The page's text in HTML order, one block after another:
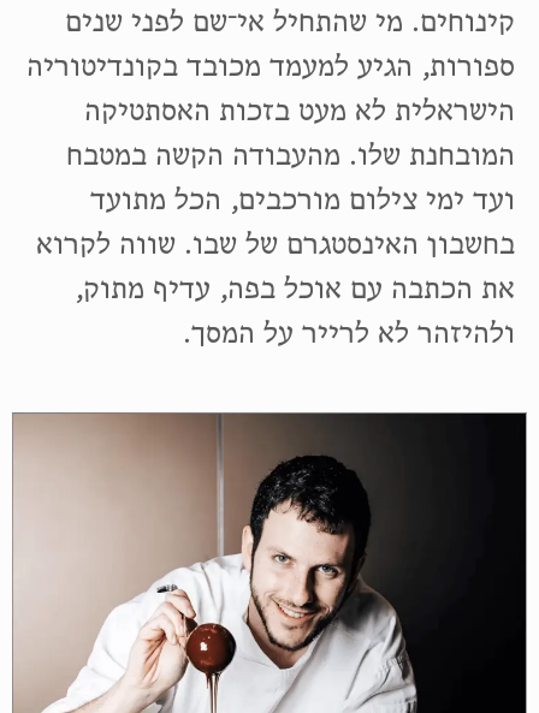
קינוחים. מי שהתחיל אי־שם לפני שנים
ספורות, הגיע למעמד מכובד בקונדיטוריה
הישראלית לא מעט בזכות האסתטיקה
המובחנת שלו. מהעבודה הקשה במטבח
ועד ימי צילום מורכבים, הכל מתועד
בחשבון האינסטגרם של שבו. שווה לקרוא
את הכתבה עם אוכל בפה, עדיף מתוק,
ולהיזהר לא לרייר על המסך.